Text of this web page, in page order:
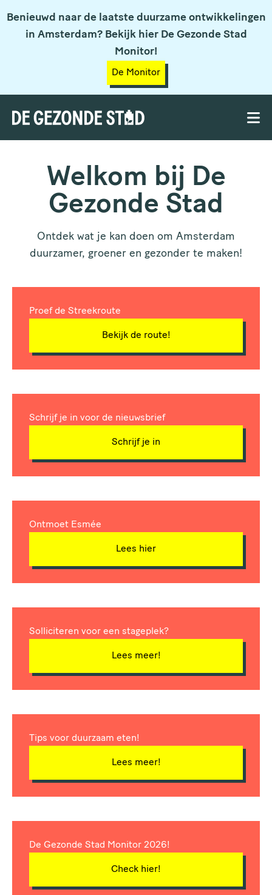
Benieuwd naar de laatste duurzame ontwikkelingen
in Amsterdam? Bekijk hier De Gezonde Stad
Monitor!
De Monitor
Welkom bij De
Gezonde Stad
Ontdek wat je kan doen om Amsterdam
duurzamer, groener en gezonder te maken!
Proef de Streekroute
Bekijk de route!
Schrijf je in voor de nieuwsbrief
Schrijf je in
Ontmoet Esmée
Lees hier
Solliciteren voor een stageplek?
Lees meer!
Tips voor duurzaam eten!
Lees meer!
De Gezonde Stad Monitor 2026!
Check hier!